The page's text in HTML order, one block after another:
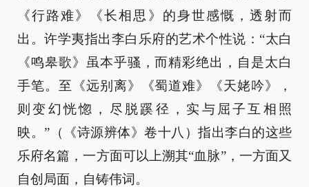
《行路难》《长相思》的身世感慨，透射而
出。许学夷指出李白乐府的艺术个性说：“太白
《鸣皋歌》虽本乎骚，而精彩绝出，自是太白
手笔。至《远别离》《蜀道难》《天姥吟》，
则变幻恍惚，尽脱蹊径，实与屈子互相照
映。”（《诗源辨体》卷十八）指出李白的这些
乐府名篇，一方面可以上溯其“血脉”，一方面又
自创局面，自铸伟词。